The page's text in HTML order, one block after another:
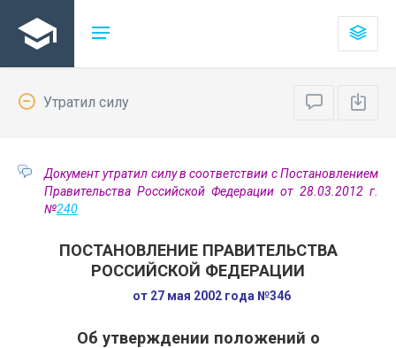
Утратил силу
Документ утратил силу в соответствии с Постановлением
Правительства Российской Федерации от 28.03.2012 г.
№240
ПОСТАНОВЛЕНИЕ ПРАВИТЕЛЬСТВА
РОССИЙСКОЙ ФЕДЕРАЦИИ
от 27 мая 2002 года №346
Об утверждении положений о